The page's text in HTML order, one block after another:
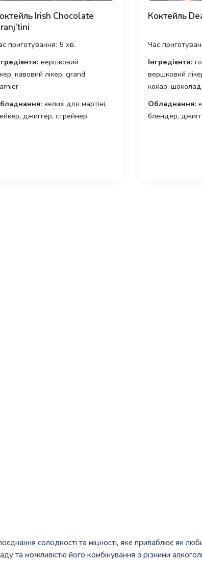
Irish Chocolate
приготування: 5 хв.
вершковий
кавовий лікер, grand
келих для мартіні,
джиггер, стрейнер
Коктейль
Час
Інгредієнти:
вершковий
кокао,
Обладнання:
блендер,
солодкості та міцності, яке приваблює як
та можливістю його комбінування з різними